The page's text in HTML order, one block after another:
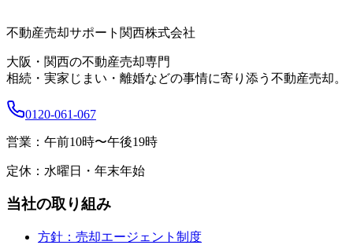
不動産売却サポート関西株式会社
大阪・関西の不動産売却専門
相続・実家じまい・離婚などの事情に寄り添う不動産売却。
0120-061-067
営業： 午前10時〜午後19時
定休： 水曜日・年末年始
当社の取り組み
方針：売却エージェント制度